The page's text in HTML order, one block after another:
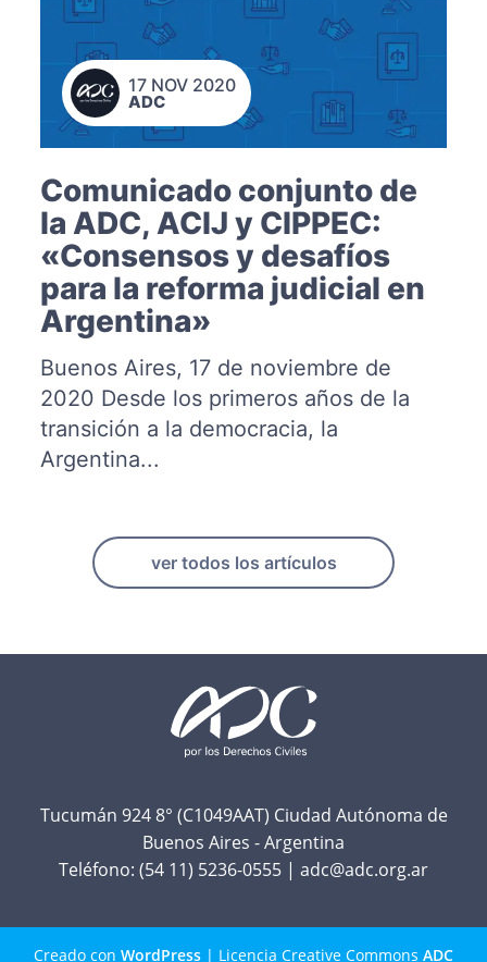
17 NOV 2020
ADC
Comunicado conjunto de
la ADC, ACIJ y CIPPEC:
«Consensos y desafíos
para la reforma judicial en
Argentina»
Buenos Aires, 17 de noviembre de
2020 Desde los primeros años de la
transición a la democracia, la
Argentina...
ver todos los artículos
Tucumán 924 8° (C1049AAT) Ciudad Autónoma de
Buenos Aires - Argentina
Teléfono: (54 11) 5236-0555 | adc@adc.org.ar
Creado con WordPress | Licencia Creative Commons ADC